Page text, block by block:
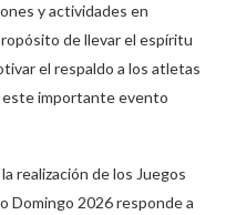
y actividades en
de llevar el espíritu
el respaldo a los atletas
este importante evento
realización de los Juegos
Domingo 2026 responde a